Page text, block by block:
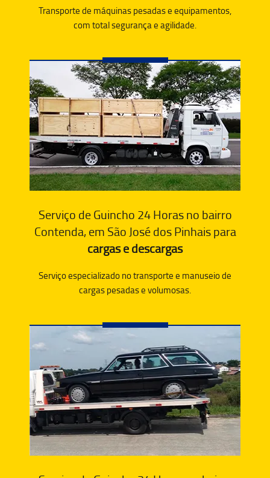
Transporte de máquinas pesadas e equipamentos,
com total segurança e agilidade.
Serviço de Guincho 24 Horas no bairro
Contenda, em São José dos Pinhais para
cargas e descargas
Serviço especializado no transporte e manuseio de
cargas pesadas e volumosas.